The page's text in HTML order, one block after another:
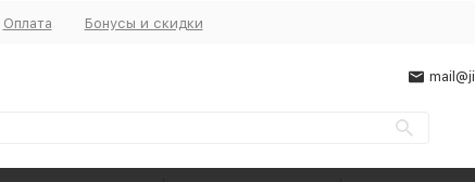
Оплата Бонусы и скидки